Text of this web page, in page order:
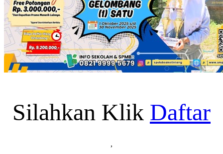
Silahkan Klik Daftar
,